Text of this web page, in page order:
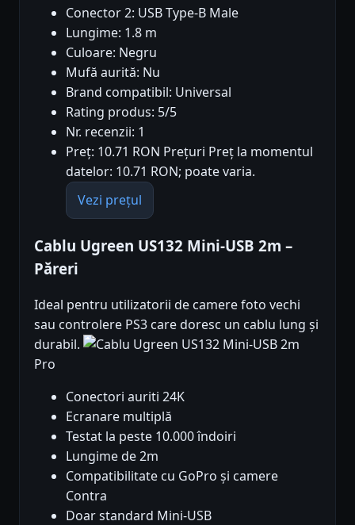
Conector 2: USB Type-B Male
Lungime: 1.8 m
Culoare: Negru
Mufă aurită: Nu
Brand compatibil: Universal
Rating produs: 5/5
Nr. recenzii: 1
Preț: 10.71 RON Prețuri Preț la momentul
datelor: 10.71 RON; poate varia.
Vezi prețul
Cablu Ugreen US132 Mini-USB 2m –
Păreri
Ideal pentru utilizatorii de camere foto vechi
sau controlere PS3 care doresc un cablu lung și
durabil.
Pro
Conectori auriti 24K
Ecranare multiplă
Testat la peste 10.000 îndoiri
Lungime de 2m
Compatibilitate cu GoPro și camere
Contra
Doar standard Mini-USB